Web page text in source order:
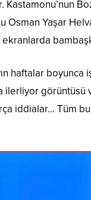
Kastamonu’nun
Yaşar
haftalar boyunca
görüntüsü
iddialar… Tüm